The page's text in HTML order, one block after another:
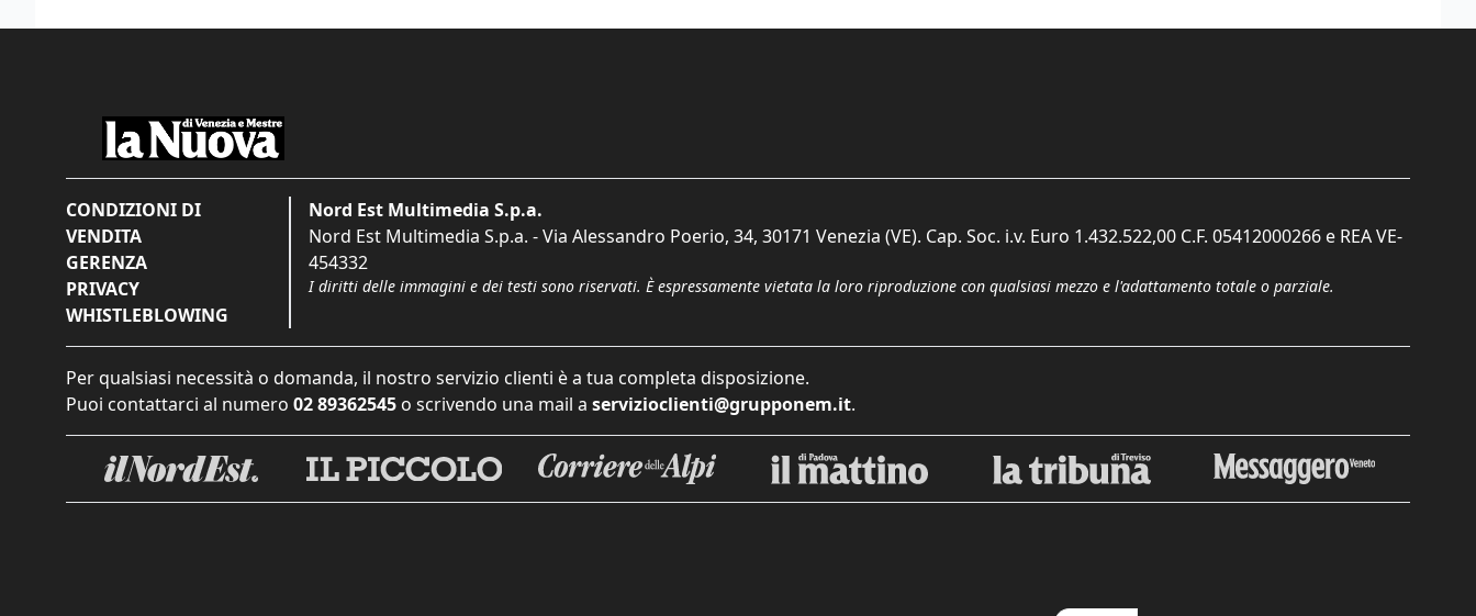
CONDIZIONI DI
VENDITA
GERENZA
PRIVACY
WHISTLEBLOWING
Nord Est Multimedia S.p.a.
Nord Est Multimedia S.p.a. - Via Alessandro Poerio, 34, 30171 Venezia (VE). Cap. Soc. i.v. Euro 1.432.522,00 C.F. 05412000266 e REA VE-
454332
I diritti delle immagini e dei testi sono riservati. È espressamente vietata la loro riproduzione con qualsiasi mezzo e l'adattamento totale o parziale.
Per qualsiasi necessità o domanda, il nostro servizio clienti è a tua completa disposizione.
Puoi contattarci al numero 02 89362545 o scrivendo una mail a servizioclienti@grupponem.it.